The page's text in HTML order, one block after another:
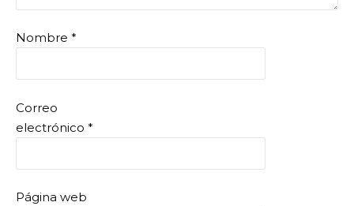
Nombre *
Correo
electrónico *
Página web